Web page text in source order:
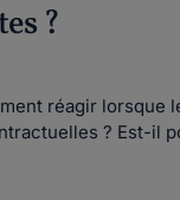
?
réagir lorsque
? Est-il